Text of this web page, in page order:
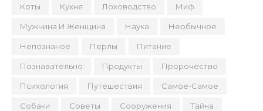
Коты Кухня Лоховодство Миф
Мужчина И Женщина Наука Необычное
Непознаное Перлы Питание
Познавательно Продукты Пророчество
Психология Путешествия Самое-Самое
Собаки Советы Сооружения Тайна